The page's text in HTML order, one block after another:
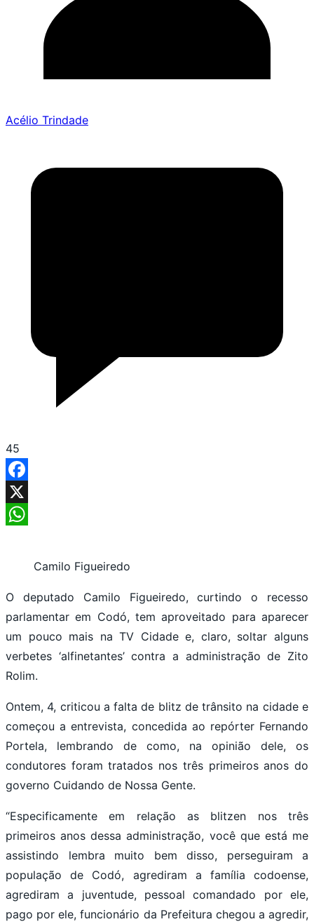
Acélio Trindade
45
Facebook
X
Camilo Figueiredo
O deputado Camilo Figueiredo, curtindo o recesso
parlamentar em Codó, tem aproveitado para aparecer
um pouco mais na TV Cidade e, claro, soltar alguns
verbetes ‘alfinetantes’ contra a administração de Zito
Rolim.
Ontem, 4, criticou a falta de blitz de trânsito na cidade e
começou a entrevista, concedida ao repórter Fernando
Portela, lembrando de como, na opinião dele, os
condutores foram tratados nos três primeiros anos do
governo Cuidando de Nossa Gente.
“Especificamente em relação as blitzen nos três
primeiros anos dessa administração, você que está me
assistindo lembra muito bem disso, perseguiram a
população de Codó, agrediram a família codoense,
agrediram a juventude, pessoal comandado por ele,
pago por ele, funcionário da Prefeitura chegou a agredir,